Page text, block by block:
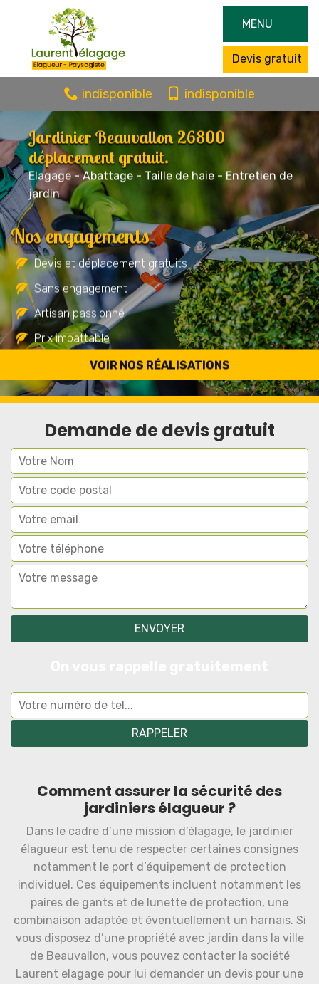
MENU
Devis gratuit
indisponible indisponible
Jardinier Beauvallon 26800
déplacement gratuit.
Elagage - Abattage - Taille de haie - Entretien de
jardin
VOIR NOS RÉALISATIONS
Nos engagements
Devis et déplacement gratuits
Sans engagement
Artisan passionné
Prix imbattable
Travail de qualité
Demande de devis gratuit
Comment assurer la sécurité des
jardiniers élagueur ?
Dans le cadre d’une mission d’élagage, le jardinier
élagueur est tenu de respecter certaines consignes
notamment le port d’équipement de protection
individuel. Ces équipements incluent notamment les
paires de gants et de lunette de protection, une
combinaison adaptée et éventuellement un harnais. Si
vous disposez d’une propriété avec jardin dans la ville
de Beauvallon, vous pouvez contacter la société
Laurent elagage pour lui demander un devis pour une